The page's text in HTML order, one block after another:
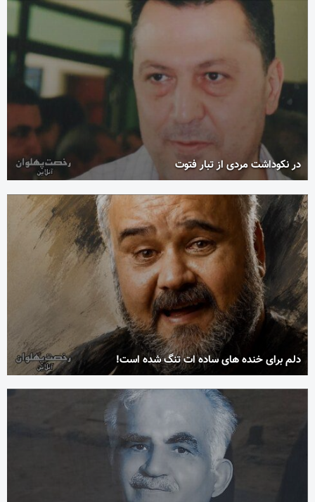
در نکوداشت مردی از تبار فتوت
دلم برای خنده های ساده ات تنگ شده است!